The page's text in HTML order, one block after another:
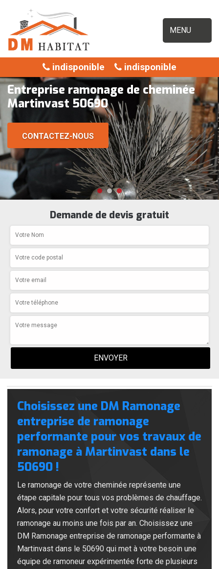
MENU
indisponible indisponible
Entreprise ramonage de cheminée
Martinvast 50690
CONTACTEZ-NOUS
Demande de devis gratuit
Choisissez une DM Ramonage
entreprise de ramonage
performante pour vos travaux de
ramonage à Martinvast dans le
50690 !
Le ramonage de votre cheminée représente une
étape capitale pour tous vos problèmes de chauffage.
Alors, pour votre confort et votre sécurité réaliser le
ramonage au moins une fois par an. Choisissez une
DM Ramonage entreprise de ramonage performante à
Martinvast dans le 50690 qui met à votre besoin une
équipe de ramoneur expérimentée forte de plusieurs